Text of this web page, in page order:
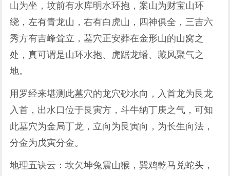
山为坐，坟前有水库明水环抱，案山为财宝山环
绕，左有青龙山，右有白虎山，四神俱全，三吉六
秀方有吉峰耸立，墓穴正安葬在金形山的山窝之
处，真可谓是山环水抱、虎踞龙蟠、藏风聚气之
地。
用罗经来堪测此墓穴的龙穴砂水向，入首龙为艮龙
入首，出水口位于艮寅方，斗牛纳丁庚之气，可知
此墓穴为金局丁龙，立向为艮寅向，为长生向法，
分金为戊寅分金。
地理五诀云：坎欠坤兔震山猴，巽鸡乾马兑蛇头，